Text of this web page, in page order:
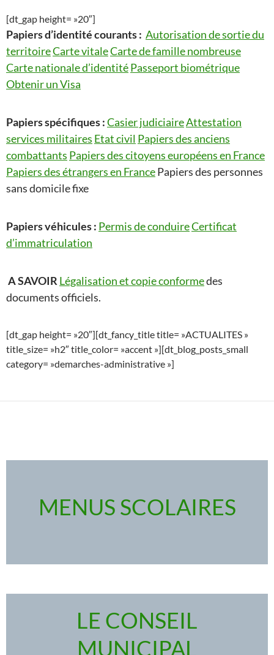
[dt_gap height= »20″]
Papiers d’identité courants : Autorisation de sortie du
territoireCarte vitaleCarte de famille nombreuse
Carte nationale d’identitéPasseport biométrique
Obtenir un Visa
Papiers spécifiques :Casier judiciaireAttestation
services militaires Etat civil Papiers des anciens
combattants Papiers des citoyens européens en France
Papiers des étrangers en FrancePapiers des personnes
sans domicile fixe
Papiers véhicules : Permis de conduireCertificat
d’immatriculation
A SAVOIR Légalisation et copie conformedes
documents officiels.
[dt_gap height= »20″][dt_fancy_title title= »ACTUALITES »
title_size= »h2″ title_color= »accent »][dt_blog_posts_small
category= »demarches-administrative »]
MENUS SCOLAIRES
LE CONSEIL
MUNICIPAL